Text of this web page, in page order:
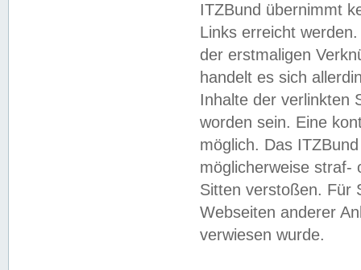
ITZBund übernimmt
Links erreicht
der erstmaligen
handelt es sich
Inhalte der verlinkten
worden sein. Eine
möglich. Das
möglicherweise straf-
Sitten verstoßen. Für
Webseiten anderer
verwiesen wurde.